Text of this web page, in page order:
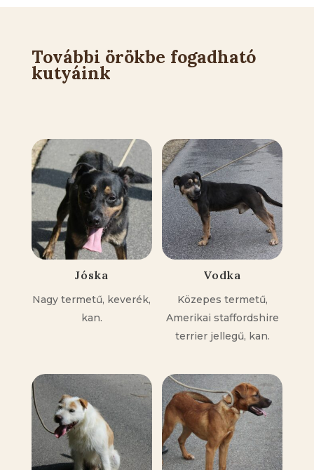
További örökbe fogadható
kutyáink
Jóska
Nagy termetű, keverék,
kan.
Vodka
Közepes termetű,
Amerikai staffordshire
terrier jellegű, kan.